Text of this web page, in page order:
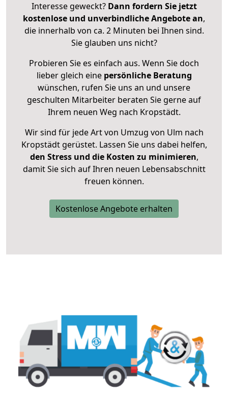
Interesse geweckt? Dann fordern Sie jetzt
kostenlose und unverbindliche Angebote an,
die innerhalb von ca. 2 Minuten bei Ihnen sind.
Sie glauben uns nicht?
Probieren Sie es einfach aus. Wenn Sie doch
lieber gleich eine persönliche Beratung
wünschen, rufen Sie uns an und unsere
geschulten Mitarbeiter beraten Sie gerne auf
Ihrem neuen Weg nach Kropstädt.
Wir sind für jede Art von Umzug von Ulm nach
Kropstädt gerüstet. Lassen Sie uns dabei helfen,
den Stress und die Kosten zu minimieren,
damit Sie sich auf Ihren neuen Lebensabschnitt
freuen können.
Kostenlose Angebote erhalten